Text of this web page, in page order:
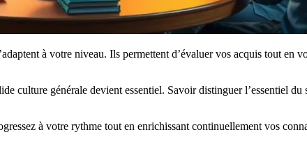
à votre niveau. Ils permettent d’évaluer vos acquis tout en
culture générale devient essentiel. Savoir distinguer l’essentiel
à votre rythme tout en enrichissant continuellement vos